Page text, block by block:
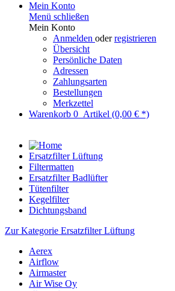
Mein Konto
Menü schließen
Mein Konto
Anmelden oderregistrieren
Übersicht
Persönliche Daten
Adressen
Zahlungsarten
Bestellungen
Merkzettel
Warenkorb 0 Artikel (0,00 € *)
Ersatzfilter Lüftung
Filtermatten
Ersatzfilter Badlüfter
Tütenfilter
Kegelfilter
Dichtungsband
Zur Kategorie Ersatzfilter Lüftung
Aerex
Airflow
Airmaster
Air Wise Oy